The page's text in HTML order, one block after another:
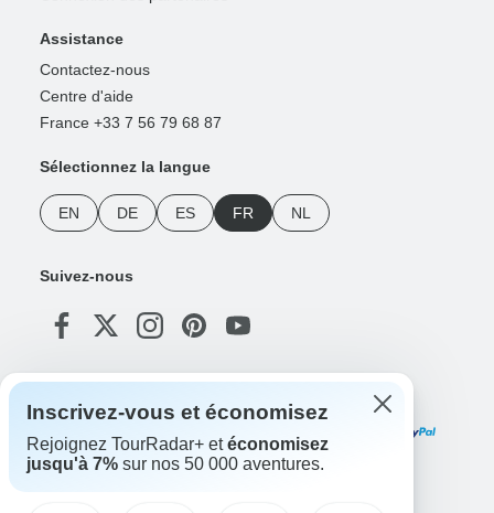
Assistance
Contactez-nous
Centre d'aide
France +33 7 56 79 68 87
Sélectionnez la langue
EN DE ES FR NL
Suivez-nous
Inscrivez-vous et économisez
Rejoignez TourRadar+ etéconomisez
jusqu'à 7% sur nos 50 000 aventures.